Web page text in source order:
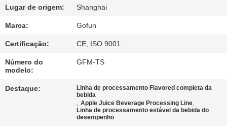
EXCURSÃO
DA
FÁBRICA
CONTROLE
DA
QUALIDADE
Lugar de origem: Shanghai
Marca: Gofun
Certificação: CE, ISO 9001
Número do
modelo:
GFM-TS
Destaque:
Linha de processamento Flavored completa da
bebida
,Apple Juice Beverage Processing Line,
Linha de processamento estável da bebida do
desempenho